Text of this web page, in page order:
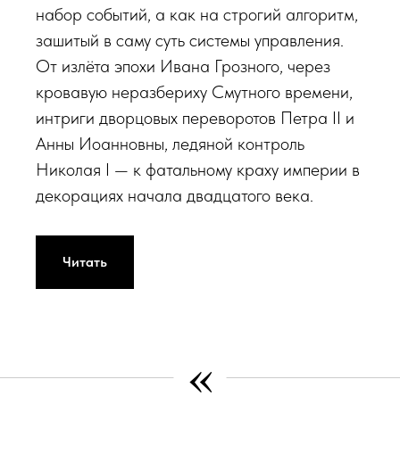
набор событий, а как на строгий алгоритм,
зашитый в саму суть системы управления.
От излёта эпохи Ивана Грозного, через
кровавую неразбериху Смутного времени,
интриги дворцовых переворотов Петра II и
Анны Иоанновны, ледяной контроль
Николая I — к фатальному краху империи в
декорациях начала двадцатого века.
Читать
«